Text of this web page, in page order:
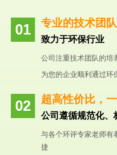
专业的技术团队
致力于环保行业
公司注重技术团队的培
为您的企业顺利通过环
超高性价比，
公司遵循规范化、
与各个环评专家老师有
捷